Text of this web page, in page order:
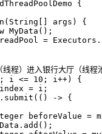
{
(String[] args)
{
MyData();
=
程）进入银行大厅（线程
; i <= 10 ; i++) {
= i;
-> {
beforeValue =